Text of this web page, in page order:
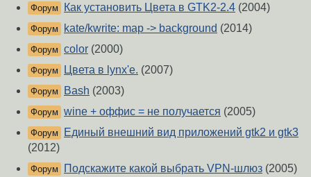
Форум Как установить Цвета в GTK2-2.4 (2004)
Форум kate/kwrite: map -> background (2014)
Форум color (2000)
Форум Цвета в lynx'е. (2007)
Форум Bash (2003)
Форум wine + оффис = не получается (2005)
Форум
Единый внешний вид приложений gtk2 и gtk3
(2012)
Форум Подскажите какой выбрать VPN-шлюз (2005)